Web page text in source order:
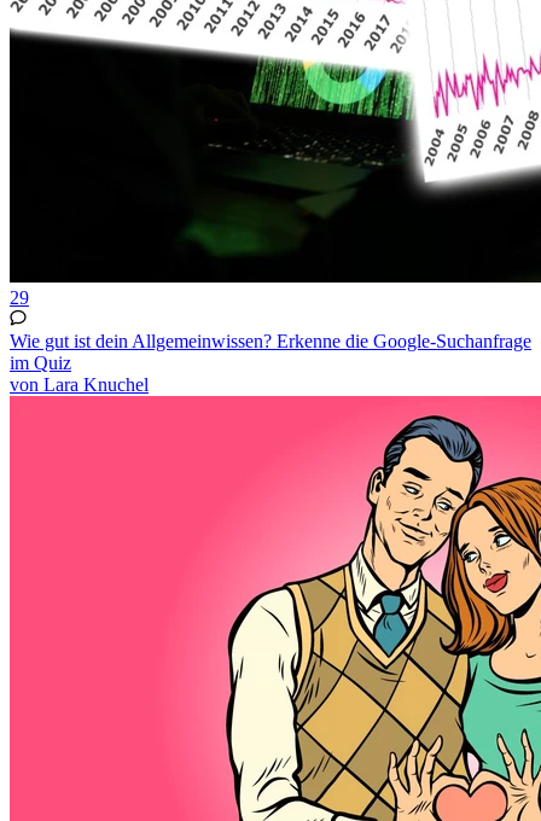
29
Wie gut ist dein Allgemeinwissen? Erkenne die Google-Suchanfrage
im Quiz
von Lara Knuchel